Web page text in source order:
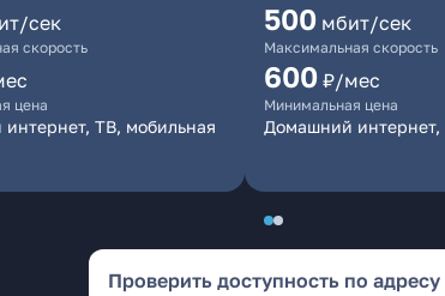
сек
скорость
цена
ТВ, мобильная
500 мбит/сек
Максимальная скорость
600 ₽/мес
Минимальная цена
Домашний интернет,
Проверить доступность по адресу